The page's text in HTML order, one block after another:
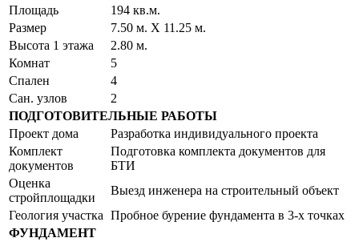
Площадь
194 кв.м.
Размер
7.50 м. Х 11.25 м.
Высота 1 этажа
2.80 м.
Комнат
5
Спален
4
Сан. узлов
2
ПОДГОТОВИТЕЛЬНЫЕ РАБОТЫ
Проект дома
Разработка индивидуального проекта
Комплект
документов
Подготовка комплекта документов для
БТИ
Оценка
стройплощадки
Выезд инженера на строительный объект
Геология участка Пробное бурение фундамента в 3-х точках
ФУНДАМЕНТ